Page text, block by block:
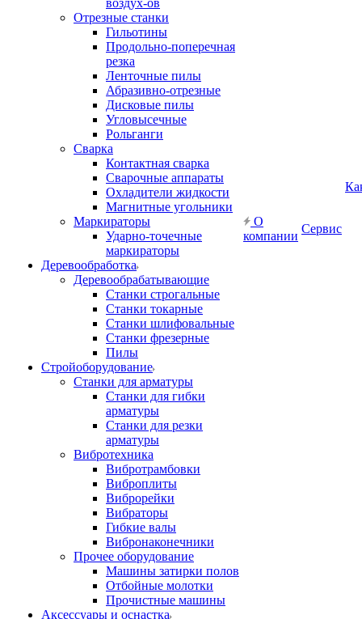
воздух-ов
Отрезные станки
Гильотины
Продольно-поперечная
резка
Ленточные пилы
Абразивно-отрезные
Дисковые пилы
Угловысечные
Рольганги
Сварка
Контактная сварка
Сварочные аппараты
Охладители жидкости
Магнитные угольники
Маркираторы
Ударно-точечные
маркираторы
Деревообработка
Деревообрабатывающие
Станки строгальные
Станки токарные
Станки шлифовальные
Станки фрезерные
Пилы
Стройоборудование
Станки для арматуры
Станки для гибки
арматуры
Станки для резки
арматуры
Вибротехника
Вибротрамбовки
Виброплиты
Виброрейки
Вибраторы
Гибкие валы
Вибронаконечники
Прочее оборудование
Машины затирки полов
Отбойные молотки
Прочистные машины
Аксeccyapы и оснастка
О
компании
Сервис